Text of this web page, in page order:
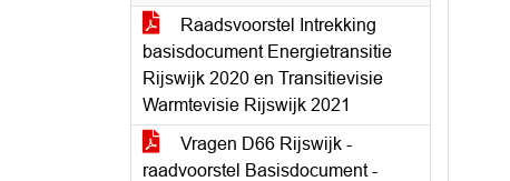
Raadsvoorstel Intrekking
basisdocument Energietransitie
Rijswijk 2020 en Transitievisie
Warmtevisie Rijswijk 2021
Vragen D66 Rijswijk -
raadvoorstel Basisdocument -